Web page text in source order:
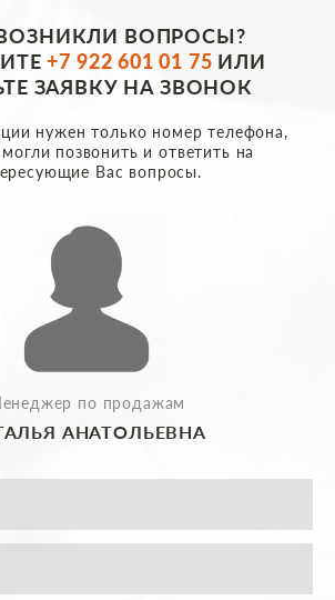
ВОПРОСЫ?
+7 922 601 01 75 ИЛИ
ЗАЯВКУ НА ЗВОНОК
нужен только номер телефона,
позвонить и ответить на
Вас вопросы.
по продажам
АНАТОЛЬЕВНА